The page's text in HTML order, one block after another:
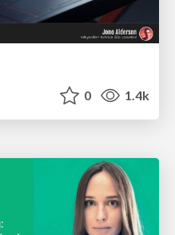
0 1.4k